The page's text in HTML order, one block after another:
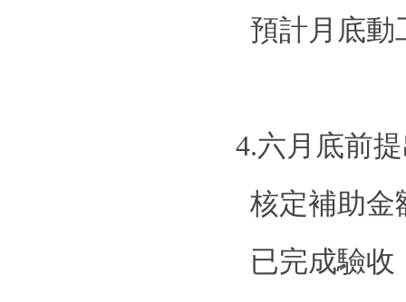
預計月底動
4.六月底前
核定補助金
已完成驗